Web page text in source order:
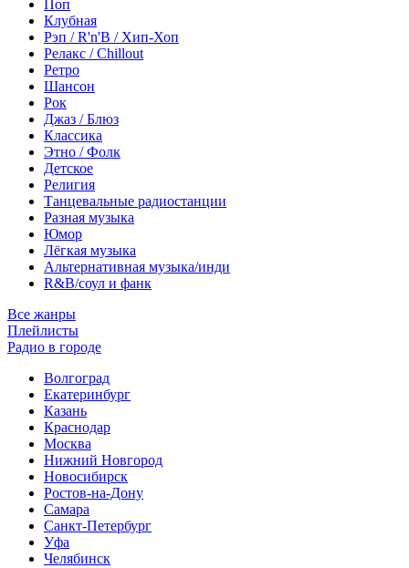
Поп
Клубная
Рэп / R'n'B / Хип-Хоп
Релакс / Chillout
Ретро
Шансон
Рок
Джаз / Блюз
Классика
Этно / Фолк
Детское
Религия
Танцевальные радиостанции
Разная музыка
Юмор
Лёгкая музыка
Альтернативная музыка/инди
R&B/cоул и фанк
Все жанры
Плейлисты
Радио в городе
Волгоград
Екатеринбург
Казань
Краснодар
Москва
Нижний Новгород
Новосибирск
Ростов-на-Дону
Самара
Санкт-Петербург
Уфа
Челябинск